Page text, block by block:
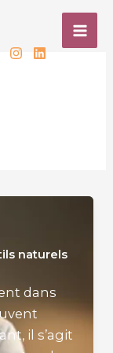
naturels
dans
il s’agit